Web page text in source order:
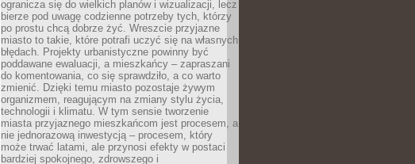
ogranicza się do wielkich planów i wizualizacji, lecz
bierze pod uwagę codzienne potrzeby tych, którzy
po prostu chcą dobrze żyć. Wreszcie przyjazne
miasto to takie, które potrafi uczyć się na własnych
błędach. Projekty urbanistyczne powinny być
poddawane ewaluacji, a mieszkańcy – zapraszani
do komentowania, co się sprawdziło, a co warto
zmienić. Dzięki temu miasto pozostaje żywym
organizmem, reagującym na zmiany stylu życia,
technologii i klimatu. W tym sensie tworzenie
miasta przyjaznego mieszkańcom jest procesem, a
nie jednorazową inwestycją – procesem, który
może trwać latami, ale przynosi efekty w postaci
bardziej spokojnego, zdrowszego i